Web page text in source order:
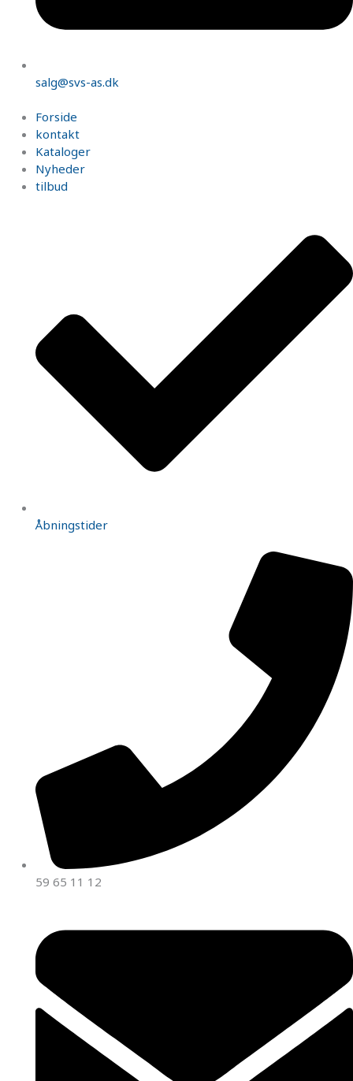
salg@svs-as.dk
Forside
kontakt
Kataloger
Nyheder
tilbud
Åbningstider
59 65 11 12